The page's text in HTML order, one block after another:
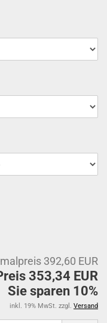
392,60 EUR
353,34 EUR
Sie sparen 10%
inkl. 19% MwSt. zzgl. Versand